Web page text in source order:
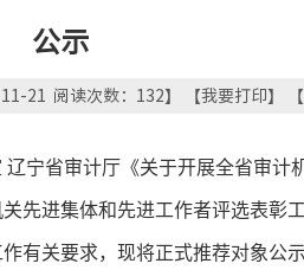
公示
21 阅读次数： 132】 【我要打印】 【
辽宁省审计厅《关于开展全省审计
先进集体和先进工作者评选表彰
有关要求，现将正式推荐对象公示